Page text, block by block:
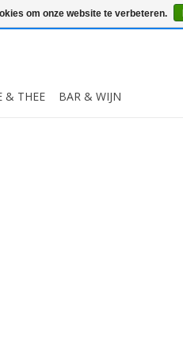
& THEE BAR & WIJN
om onze website te verbeteren.